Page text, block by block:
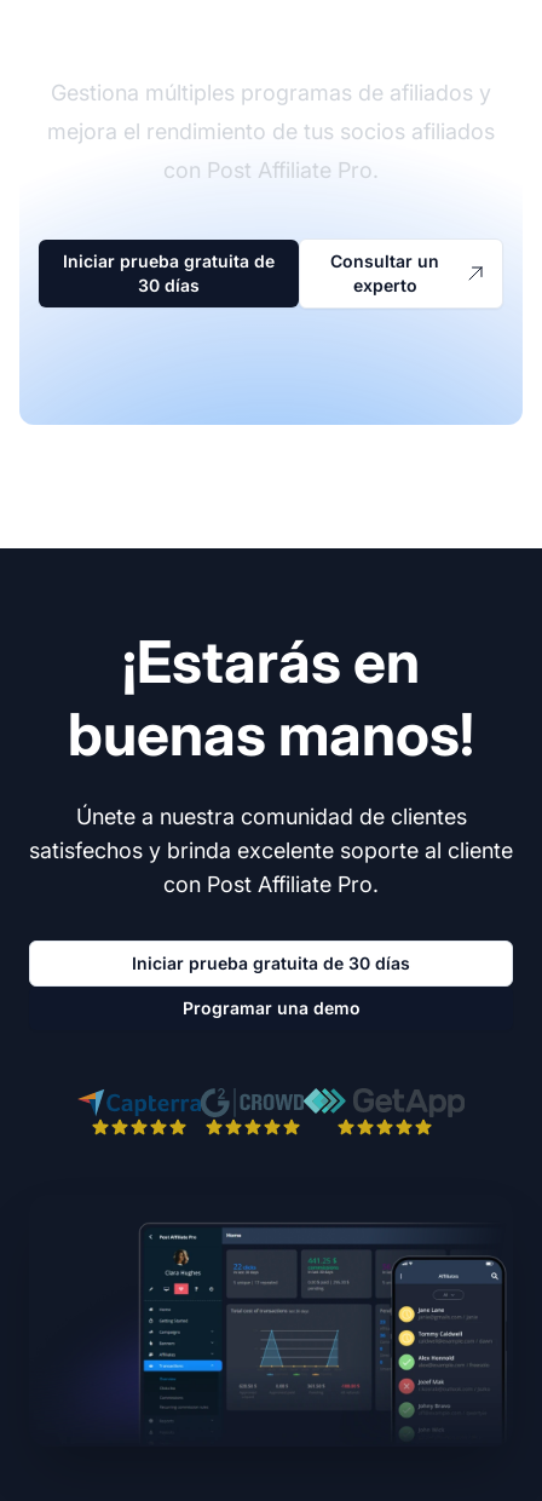
Gestiona múltiples programas de afiliados y
mejora el rendimiento de tus socios afiliados
con Post Affiliate Pro.
Iniciar prueba gratuita de
30 días
Consultar un
experto
¡Estarás en
buenas manos!
Únete a nuestra comunidad de clientes
satisfechos y brinda excelente soporte al cliente
con Post Affiliate Pro.
Iniciar prueba gratuita de 30 días
Programar una demo